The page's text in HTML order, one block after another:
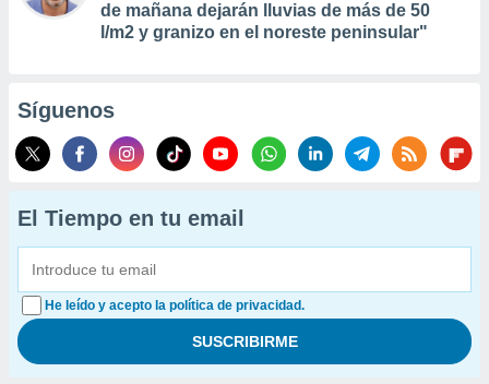
de mañana dejarán lluvias de más de 50
l/m2 y granizo en el noreste peninsular"
Síguenos
El Tiempo en tu email
He leído y acepto la política de privacidad.